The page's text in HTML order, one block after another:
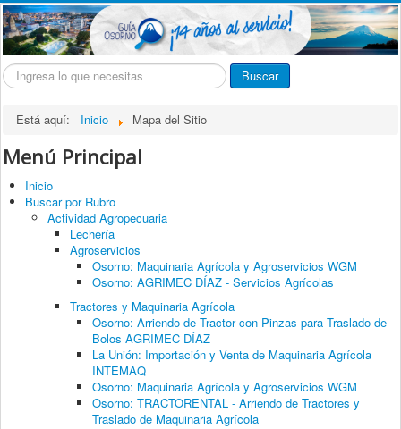
Buscar... Buscar
Está aquí: Inicio Mapa del Sitio
Menú Principal
Inicio
Buscar por Rubro
Actividad Agropecuaria
Lechería
Agroservicios
Osorno: Maquinaria Agrícola y Agroservicios WGM
Osorno: AGRIMEC DÍAZ - Servicios Agrícolas
Tractores y Maquinaria Agrícola
Osorno: Arriendo de Tractor con Pinzas para Traslado de
Bolos AGRIMEC DÍAZ
La Unión: Importación y Venta de Maquinaria Agrícola
INTEMAQ
Osorno: Maquinaria Agrícola y Agroservicios WGM
Osorno: TRACTORENTAL - Arriendo de Tractores y
Traslado de Maquinaria Agrícola